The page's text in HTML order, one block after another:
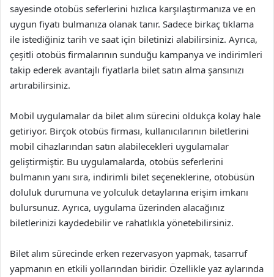
sayesinde otobüs seferlerini hızlıca karşılaştırmanıza ve en
uygun fiyatı bulmanıza olanak tanır. Sadece birkaç tıklama
ile istediğiniz tarih ve saat için biletinizi alabilirsiniz. Ayrıca,
çeşitli otobüs firmalarının sunduğu kampanya ve indirimleri
takip ederek avantajlı fiyatlarla bilet satın alma şansınızı
artırabilirsiniz.
Mobil uygulamalar da bilet alım sürecini oldukça kolay hale
getiriyor. Birçok otobüs firması, kullanıcılarının biletlerini
mobil cihazlarından satın alabilecekleri uygulamalar
geliştirmiştir. Bu uygulamalarda, otobüs seferlerini
bulmanın yanı sıra, indirimli bilet seçeneklerine, otobüsün
doluluk durumuna ve yolculuk detaylarına erişim imkanı
bulursunuz. Ayrıca, uygulama üzerinden alacağınız
biletlerinizi kaydedebilir ve rahatlıkla yönetebilirsiniz.
Bilet alım sürecinde erken rezervasyon yapmak, tasarruf
yapmanın en etkili yollarından biridir. Özellikle yaz aylarında